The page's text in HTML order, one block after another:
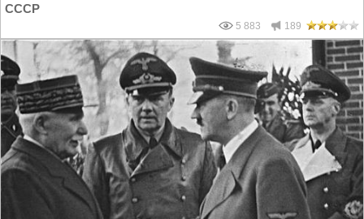
СССР
5 883 189